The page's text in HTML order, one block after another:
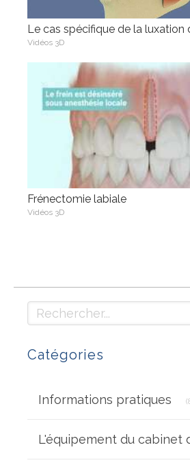
Le cas spécifique de la luxation
Vidéos 3D
Frénectomie labiale
Vidéos 3D
Rechercher
Catégories
Informations pratiques
L'équipement du cabinet